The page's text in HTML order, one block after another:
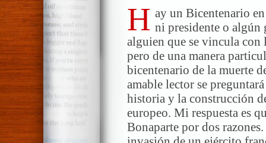
H ay un Bicentenario
ni presidente o algún
alguien que se vincula con
pero de una manera
bicentenario de la muerte
amable lector se
historia y la construcción
europeo. Mi respuesta es
Bonaparte por dos